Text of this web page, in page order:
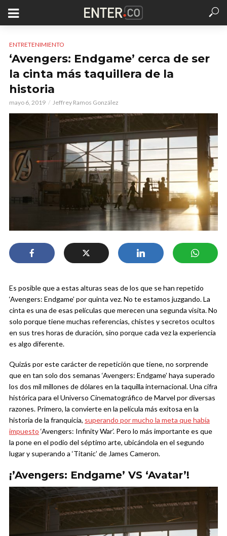
ENTRETENIMIENTO
‘Avengers: Endgame’ cerca de ser
la cinta más taquillera de la
historia
mayo 6, 2019 Jeffrey Ramos González
Es posible que a estas alturas seas de los que se han repetido
‘Avengers: Endgame’ por quinta vez. No te estamos juzgando. La
cinta es una de esas películas que merecen una segunda visita. No
solo porque tiene muchas referencias, chistes y secretos ocultos
en sus tres horas de duración, sino porque cada vez la experiencia
es algo diferente.
Quizás por este carácter de repetición que tiene, no sorprende
que en tan solo dos semanas ‘Avengers: Endgame’ haya superado
los dos mil millones de dólares en la taquilla internacional. Una cifra
histórica para el Universo Cinematográfico de Marvel por diversas
razones. Primero, la convierte en la película más exitosa en la
historia de la franquicia, superando por mucho la meta que había
impuesto ‘Avengers: Infinity War’. Pero lo más importante es que
la pone en el podio del séptimo arte, ubicándola en el segundo
lugar y superando a ‘Titanic’ de James Cameron.
¡’Avengers: Endgame’ VS ‘Avatar’!